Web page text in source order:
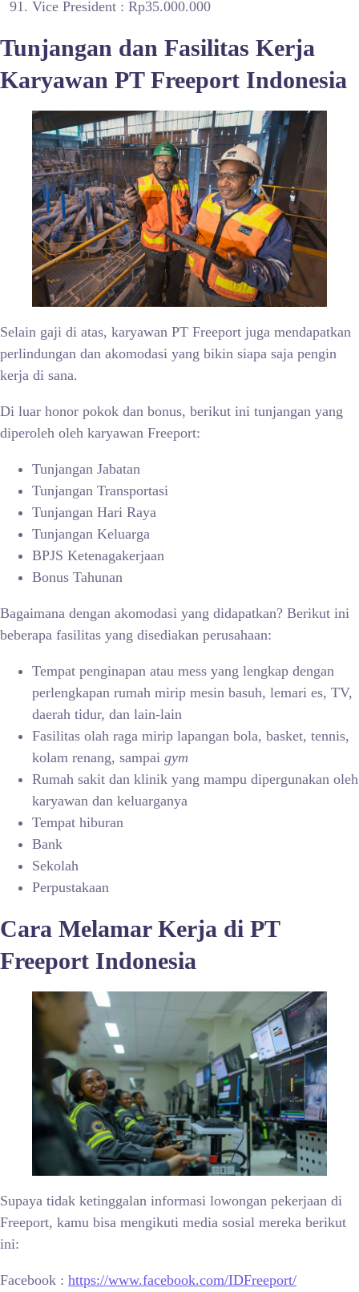
Vice President : Rp35.000.000
Tunjangan dan Fasilitas Kerja
Karyawan PT Freeport Indonesia
Selain gaji di atas, karyawan PT Freeport juga mendapatkan
perlindungan dan akomodasi yang bikin siapa saja pengin
kerja di sana.
Di luar honor pokok dan bonus, berikut ini tunjangan yang
diperoleh oleh karyawan Freeport:
Tunjangan Jabatan
Tunjangan Transportasi
Tunjangan Hari Raya
Tunjangan Keluarga
BPJS Ketenagakerjaan
Bonus Tahunan
Bagaimana dengan akomodasi yang didapatkan? Berikut ini
beberapa fasilitas yang disediakan perusahaan:
Tempat penginapan atau mess yang lengkap dengan
perlengkapan rumah mirip mesin basuh, lemari es, TV,
daerah tidur, dan lain-lain
Fasilitas olah raga mirip lapangan bola, basket, tennis,
kolam renang, sampai gym
Rumah sakit dan klinik yang mampu dipergunakan oleh
karyawan dan keluarganya
Tempat hiburan
Bank
Sekolah
Perpustakaan
Cara Melamar Kerja di PT
Freeport Indonesia
Supaya tidak ketinggalan informasi lowongan pekerjaan di
Freeport, kamu bisa mengikuti media sosial mereka berikut
ini:
Facebook : https://www.facebook.com/IDFreeport/